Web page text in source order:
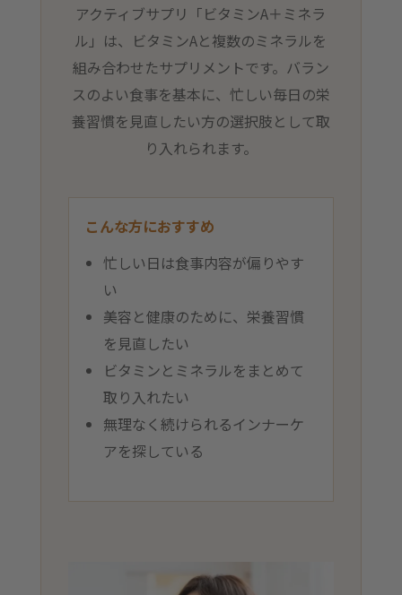
アクティブサプリ「ビタミンA＋ミネラ
ル」は、ビタミンAと複数のミネラルを
組み合わせたサプリメントです。バラン
スのよい食事を基本に、忙しい毎日の栄
養習慣を見直したい方の選択肢として取
り入れられます。
こんな方におすすめ
忙しい日は食事内容が偏りやす
い
美容と健康のために、栄養習慣
を見直したい
ビタミンとミネラルをまとめて
取り入れたい
無理なく続けられるインナーケ
アを探している